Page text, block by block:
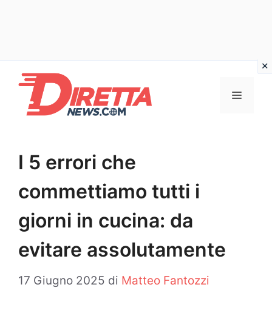
contenuto
Menu
I 5 errori che
commettiamo tutti i
giorni in cucina: da
evitare assolutamente
17 Giugno 2025 di Matteo Fantozzi